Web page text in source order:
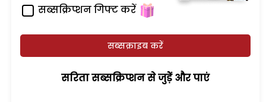
सब्सक्रिप्शन गिफ्ट करें
सब्सक्राइब करें
सरिता सब्सक्रिप्शन से जुड़ेें और पाएं